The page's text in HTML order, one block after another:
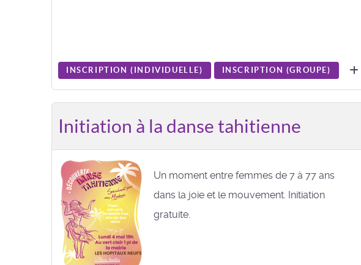
INSCRIPTION ( INDIVIDUELLE) INSCRIPTION (GROUPE)
Initiation à la danse tahitienne
Un moment entre femmes de 7 à 77 ans
dans la joie et le mouvement. Initiation
gratuite.